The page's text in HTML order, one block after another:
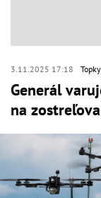
3.11.2025 17:18 Topky
Generál
na